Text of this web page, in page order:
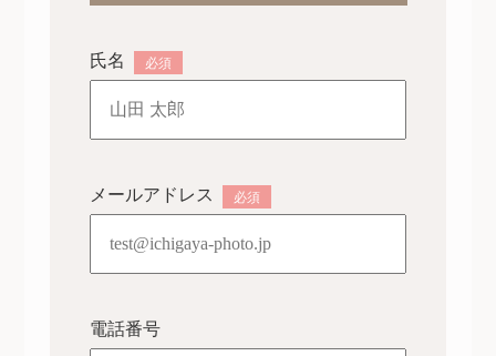
コンセプト
キャンペーン
氏名 必須
メールアドレス 必須
電話番号